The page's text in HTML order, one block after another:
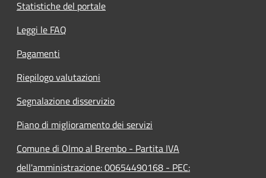
Statistiche del portale
Leggi le FAQ
Pagamenti
Riepilogo valutazioni
Segnalazione disservizio
Piano di miglioramento dei servizi
Comune di Olmo al Brembo - Partita IVA
dell'amministrazione: 00654490168 - PEC: